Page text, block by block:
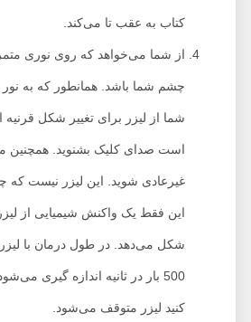
کتاب به عقب تا می‌کند.
از شما می‌خواهد که روی نوری
چشم شما باشد. همانطور که به نور
شما از لیزر برای تغییر شکل قرنیه
است صدای کلیک بشنوید. همچنین
غیرعادی شوید. این لیزر نیست که
این فقط یک واکنش شیمیایی از لیزر
شکل می‌دهد. در طول درمان با لیزر،
500 بار در ثانیه اندازه گیری
کنید لیزر متوقف می‌شود.